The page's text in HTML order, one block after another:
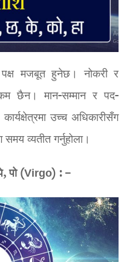
मजबूत हुनेछ। नोकरी र
कम छैन। मान-सम्मान र पद-
उच्च अधिकारीसँग
व्यतीत गर्नुहोला।
पो (Virgo) : –